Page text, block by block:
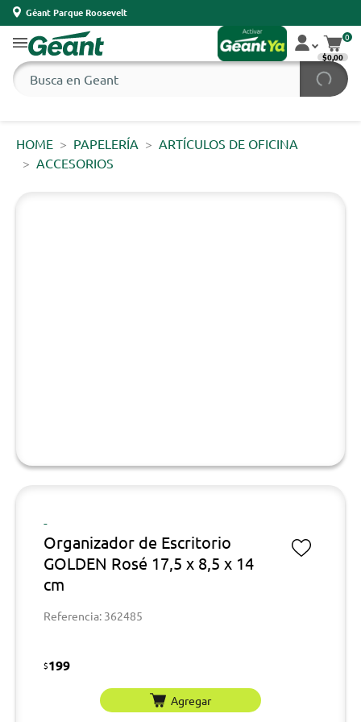
Géant Parque Roosevelt
0
$0,00
HOME PAPELERÍA
ARTÍCULOS DE OFICINA
ACCESORIOS
-
Organizador de Escritorio
GOLDEN Rosé 17,5 x 8,5 x 14
cm
Referencia: 362485
$199
Agregar